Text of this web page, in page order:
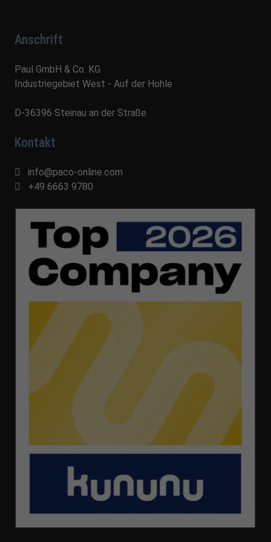
Anschrift
Paul GmbH & Co. KG
Industriegebiet West - Auf der Hohle
D-36396 Steinau an der Straße
Kontakt
info@paco-online.com
+49 6663 9780